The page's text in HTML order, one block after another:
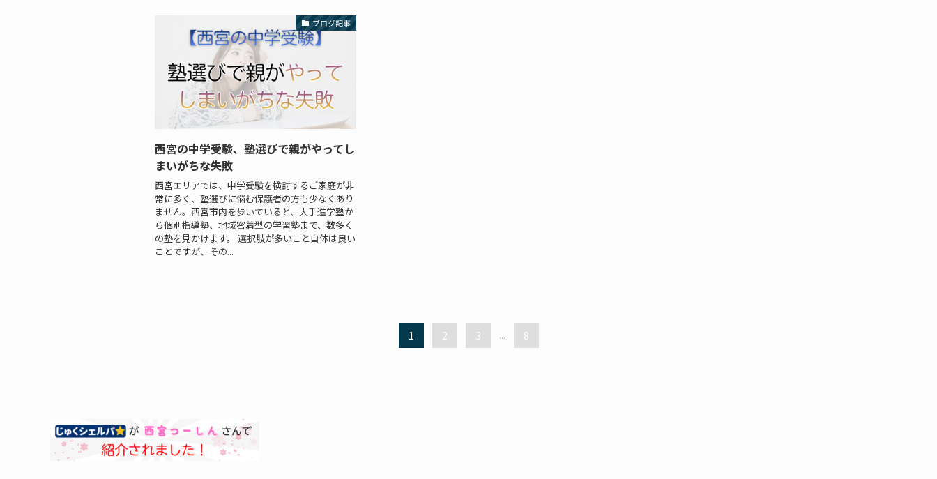
ブログ記事
西宮の中学受験、塾選びで親がやってし
まいがちな失敗
西宮エリアでは、中学受験を検討するご家庭が非
常に多く、塾選びに悩む保護者の方も少なくあり
ません。西宮市内を歩いていると、大手進学塾か
ら個別指導塾、地域密着型の学習塾まで、数多く
の塾を見かけます。 選択肢が多いこと自体は良い
ことですが、その...
1 2 3 ... 8